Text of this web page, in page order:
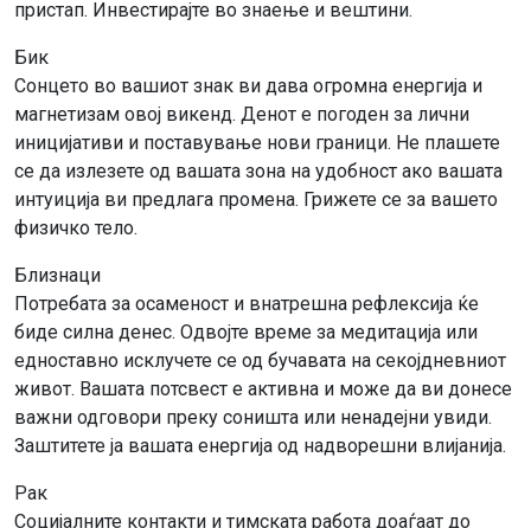
пристап. Инвестирајте во знаење и вештини.
Бик
Сонцето во вашиот знак ви дава огромна енергија и
магнетизам овој викенд. Денот е погоден за лични
иницијативи и поставување нови граници. Не плашете
се да излезете од вашата зона на удобност ако вашата
интуиција ви предлага промена. Грижете се за вашето
физичко тело.
Близнаци
Потребата за осаменост и внатрешна рефлексија ќе
биде силна денес. Одвојте време за медитација или
едноставно исклучете се од бучавата на секојдневниот
живот. Вашата потсвест е активна и може да ви донесе
важни одговори преку соништа или ненадејни увиди.
Заштитете ја вашата енергија од надворешни влијанија.
Рак
Социјалните контакти и тимската работа доаѓаат до